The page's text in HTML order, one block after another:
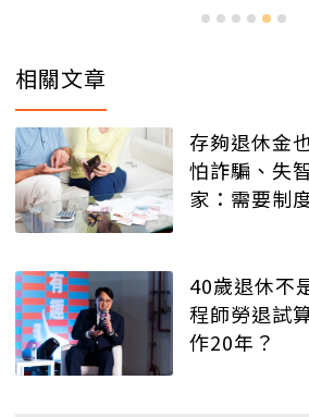
相關文章
存夠退休金
怕詐騙、失
家：需要制
40歲退休不
程師勞退試
作20年？